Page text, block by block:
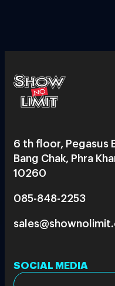
6 th floor, Pegasus
Bang Chak, Phra
10260
085-848-2253
SOCIAL MEDIA